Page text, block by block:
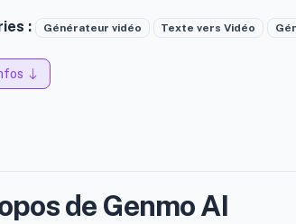
: Générateur vidéo Texte vers Vidéo
de Genmo AI